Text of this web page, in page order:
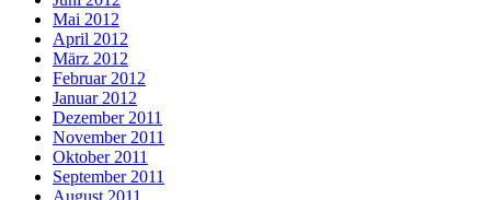
Mai 2012
April 2012
März 2012
Februar 2012
Januar 2012
Dezember 2011
November 2011
Oktober 2011
September 2011
August 2011